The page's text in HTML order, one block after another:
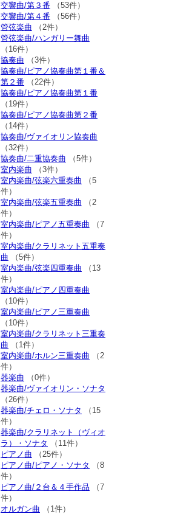
交響曲/第３番 （53件）
交響曲/第４番 （56件）
管弦楽曲 （2件）
管弦楽曲/ハンガリー舞曲
（16件）
協奏曲 （3件）
協奏曲/ピアノ協奏曲第１番＆
第２番 （22件）
協奏曲/ピアノ協奏曲第１番
（19件）
協奏曲/ピアノ協奏曲第２番
（14件）
協奏曲/ヴァイオリン協奏曲
（32件）
協奏曲/二重協奏曲 （5件）
室内楽曲 （3件）
室内楽曲/弦楽六重奏曲 （5
件）
室内楽曲/弦楽五重奏曲 （2
件）
室内楽曲/ピアノ五重奏曲 （7
件）
室内楽曲/クラリネット五重奏
曲 （5件）
室内楽曲/弦楽四重奏曲 （13
件）
室内楽曲/ピアノ四重奏曲
（10件）
室内楽曲/ピアノ三重奏曲
（10件）
室内楽曲/クラリネット三重奏
曲 （1件）
室内楽曲/ホルン三重奏曲 （2
件）
器楽曲 （0件）
器楽曲/ヴァイオリン・ソナタ
（26件）
器楽曲/チェロ・ソナタ
（15
件）
器楽曲/クラリネット（ヴィオ
ラ）・ソナタ
（11件）
ピアノ曲 （25件）
ピアノ曲/ピアノ・ソナタ
（8
件）
ピアノ曲/２台＆４手作品 （7
件）
オルガン曲 （1件）